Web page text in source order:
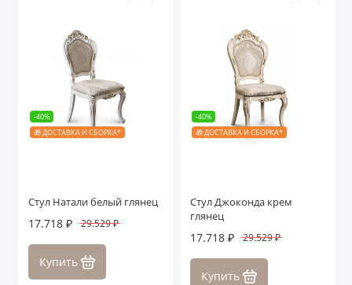
-40%
🎁 ДОСТАВКА И СБОРКА*
Стул Натали белый глянец
17.718 ₽ 29.529 ₽
Купить
-40%
🎁 ДОСТАВКА И СБОРКА*
Стул Джоконда крем
глянец
17.718 ₽ 29.529 ₽
Купить